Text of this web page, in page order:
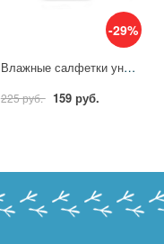
-29%
Влажные салфетки универсальные Aura Family 200 штук в уп 836671
225 руб. 159 руб.